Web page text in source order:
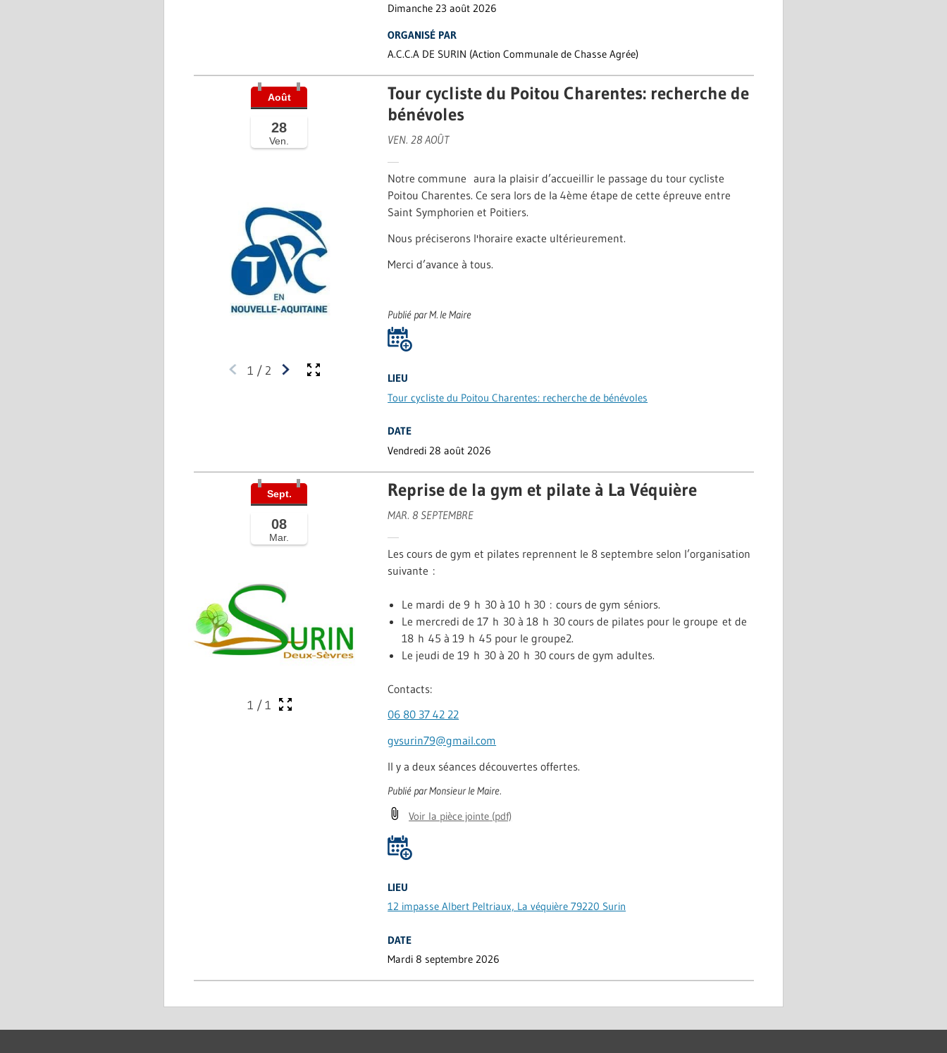
Dimanche 23 août 2026
ORGANISÉ PAR
A.C.C.A DE SURIN (Action Communale de Chasse Agrée)
Août
28
Ven.
1 / 2
Tour cycliste du Poitou Charentes: recherche de
bénévoles
VEN. 28 AOÛT
Notre commune aura la plaisir d’accueillir le passage du tour cycliste
Poitou Charentes. Ce sera lors de la 4ème étape de cette épreuve entre
Saint Symphorien et Poitiers.
Nous préciserons l'horaire exacte ultérieurement.
Merci d’avance à tous.
Publié par M. le Maire
LIEU
Tour cycliste du Poitou Charentes: recherche de bénévoles
DATE
Vendredi 28 août 2026
Sept.
08
Mar.
1 /1
Reprise de la gym et pilate à La Véquière
MAR. 8 SEPTEMBRE
Les cours de gym et pilates reprennent le 8 septembre selon l’organisation
suivante :
Le mardi de 9 h 30 à 10 h 30 : cours de gym séniors.
Le mercredi de 17 h 30 à 18 h 30 cours de pilates pour le groupe et de
18 h 45 à 19 h 45 pour le groupe2.
Le jeudi de 19 h 30 à 20 h 30 cours de gym adultes.
Contacts:
06 80 37 42 22
gvsurin79@gmail.com
Il y a deux séances découvertes offertes.
Publié par Monsieur le Maire.
Voir la pièce jointe (pdf)
LIEU
12 impasse Albert Peltriaux, La véquière 79220 Surin
DATE
Mardi 8 septembre 2026